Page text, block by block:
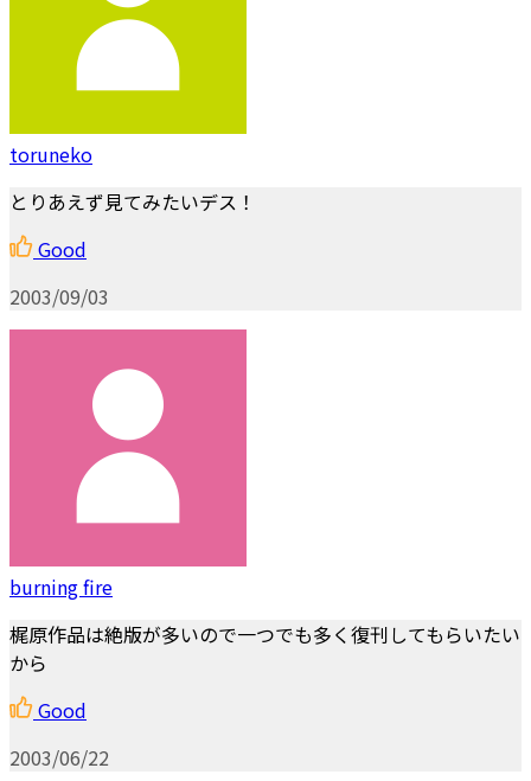
toruneko
とりあえず見てみたいデス！
Good
2003/09/03
burning fire
梶原作品は絶版が多いので一つでも多く復刊してもらいたい
から
Good
2003/06/22